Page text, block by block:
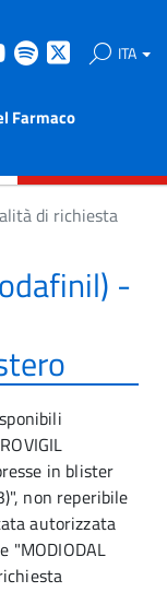
Youtube
Spotify ITA
Farmaco
di richiesta
-
in blister
non reperibile
autorizzata
"MODIODAL